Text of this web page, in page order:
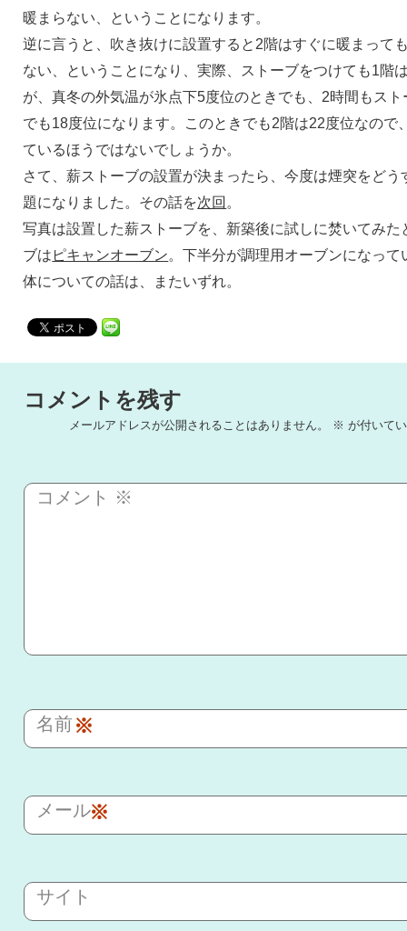
暖まらない、ということになります。
逆に言うと、吹き抜けに設置すると2階はすぐに暖まって
ない、ということになり、実際、ストーブをつけても1階
が、真冬の外気温が氷点下5度位のときでも、2時間もス
でも18度位になります。このときでも2階は22度位なので
ているほうではないでしょうか。
さて、薪ストーブの設置が決まったら、今度は煙突をど
題になりました。その話を次回 。
写真は設置した薪ストーブを、新築後に試しに焚いてみた
ブは ピキャンオーブン。下半分が調理用オーブンになっ
体についての話は、またいずれ。
コメントを残す
メールアドレスが公開されることはありません。 ※ が付いて
コメント ※
名前 ※
メール※
サイト